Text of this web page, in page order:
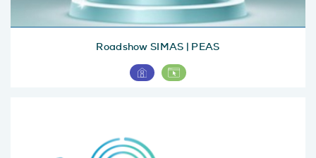
Roadshow SIMAS | PEAS